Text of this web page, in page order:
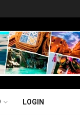
LOGIN